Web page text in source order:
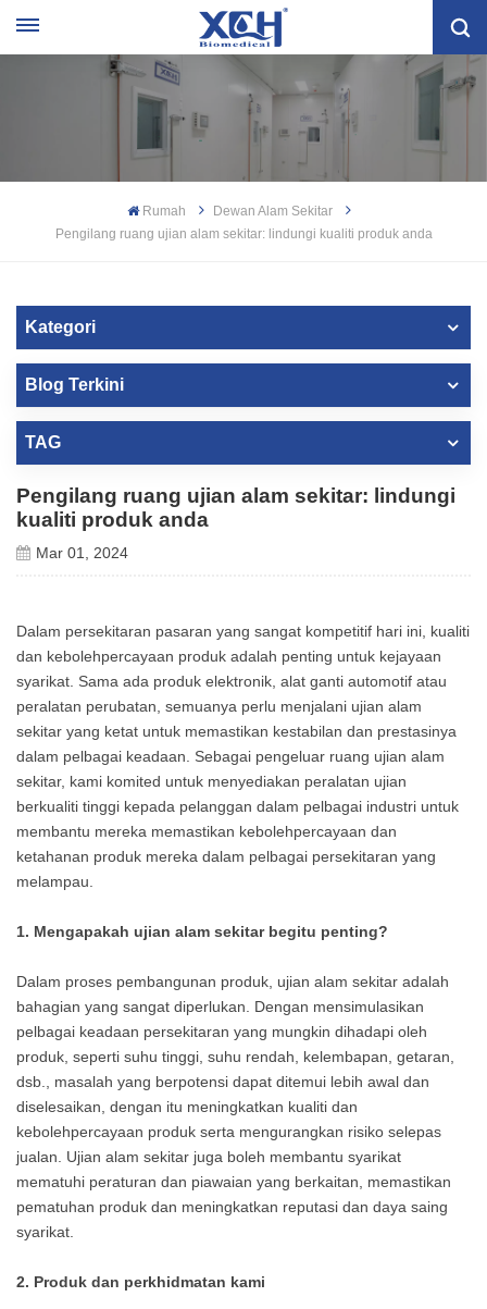
Rumah
Dewan Alam Sekitar
Pengilang ruang ujian alam sekitar: lindungi kualiti produk anda
Kategori
Blog Terkini
TAG
Pengilang ruang ujian alam sekitar: lindungi
kualiti produk anda
Mar 01, 2024
Dalam persekitaran pasaran yang sangat kompetitif hari ini, kualiti
dan kebolehpercayaan produk adalah penting untuk kejayaan
syarikat. Sama ada produk elektronik, alat ganti automotif atau
peralatan perubatan, semuanya perlu menjalani ujian alam
sekitar yang ketat untuk memastikan kestabilan dan prestasinya
dalam pelbagai keadaan. Sebagai pengeluar ruang ujian alam
sekitar, kami komited untuk menyediakan peralatan ujian
berkualiti tinggi kepada pelanggan dalam pelbagai industri untuk
membantu mereka memastikan kebolehpercayaan dan
ketahanan produk mereka dalam pelbagai persekitaran yang
melampau.
1. Mengapakah ujian alam sekitar begitu penting?
Dalam proses pembangunan produk, ujian alam sekitar adalah
bahagian yang sangat diperlukan. Dengan mensimulasikan
pelbagai keadaan persekitaran yang mungkin dihadapi oleh
produk, seperti suhu tinggi, suhu rendah, kelembapan, getaran,
dsb., masalah yang berpotensi dapat ditemui lebih awal dan
diselesaikan, dengan itu meningkatkan kualiti dan
kebolehpercayaan produk serta mengurangkan risiko selepas
jualan. Ujian alam sekitar juga boleh membantu syarikat
mematuhi peraturan dan piawaian yang berkaitan, memastikan
pematuhan produk dan meningkatkan reputasi dan daya saing
syarikat.
2. Produk dan perkhidmatan kami